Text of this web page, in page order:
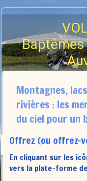
07
Montagnes,
rivières : les
du ciel pour un
Offrez (ou offrez-
En cliquant sur les
vers la plate-forme